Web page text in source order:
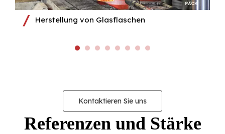
Herstellung von Glasflaschen
Kontaktieren Sie uns
Referenzen und Stärke